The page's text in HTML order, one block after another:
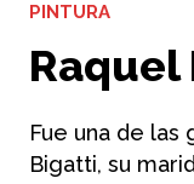
PINTURA
Fue una de
Bigatti, su